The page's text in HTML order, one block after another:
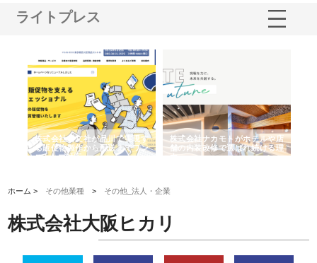
ライトプレス
株式会社耕文社が品川で実現す
る販促物製作から配送までワン
ストップ対応
株式会社ナカモトがホテルや店
舗の内装改修で選ばれ続ける理
由
ホーム > その他業種 > その他_法人・企業
株式会社大阪ヒカリ